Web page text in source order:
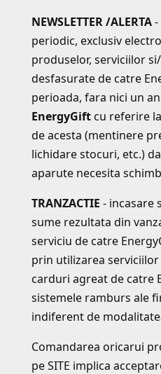
NEWSLETTER /ALERTA-
periodic, exclusiv
produselor, serviciilor
desfasurate de catre
perioada, fara nici un
EnergyGiftcu referire
de acesta (mentinere
lichidare stocuri, etc.)
aparute necesita
TRANZACTIE - incasare
sume rezultata din
serviciu de catre
prin utilizarea
carduri agreat de catre
sistemele ramburs ale
indiferent de
Comandarea oricarui
pe SITE implica